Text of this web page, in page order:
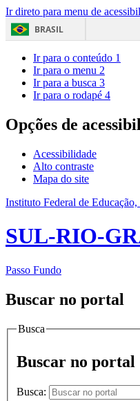
Ir direto para menu de
BRASIL
Ir para o conteúdo 1
Ir para o menu 2
Ir para a busca 3
Ir para o rodapé 4
Opções de
Acessibilidade
Alto contraste
Mapa do site
Instituto Federal de
SUL-RIO-
Passo Fundo
Buscar no portal
Busca
Buscar no portal
Busca: